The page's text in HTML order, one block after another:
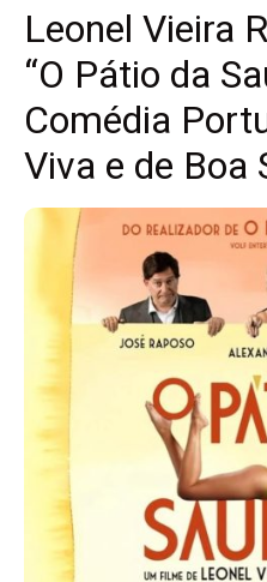
Leonel Vieira
“O Pátio da
Comédia
Viva e de Boa